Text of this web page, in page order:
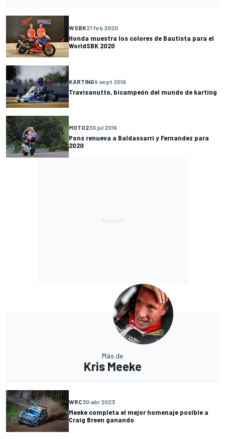
WSBK21 feb 2020
Honda muestra los colores de Bautista para el
WorldSBK 2020
KARTING9 sept 2019
Travisanutto, bicampeón del mundo de karting
MOTO230 jul 2019
Pons renueva a Baldassarri y Fernandez para
2020
Más de
Kris Meeke
WRC30 abr 2023
Meeke completa el mejor homenaje posible a
Craig Breen ganando